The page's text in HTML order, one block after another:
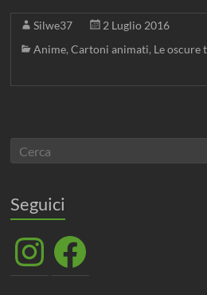
Silwe37
2 Luglio 2016
Anime,Cartoni animati, Le oscure
Seguici
InstagramFacebook